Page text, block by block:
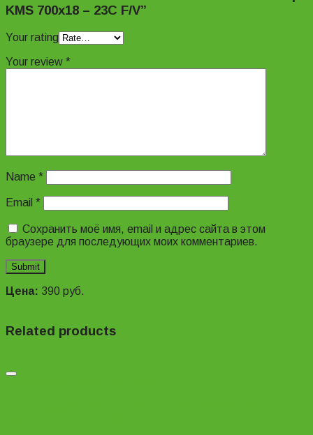
KMS 700х18 – 23C F/V”
Your rating
Your review *
Name *
Email *
Сохранить моё имя, email и адрес сайта в этом
браузере для последующих моих комментариев.
Цена: 390 руб.
Related products